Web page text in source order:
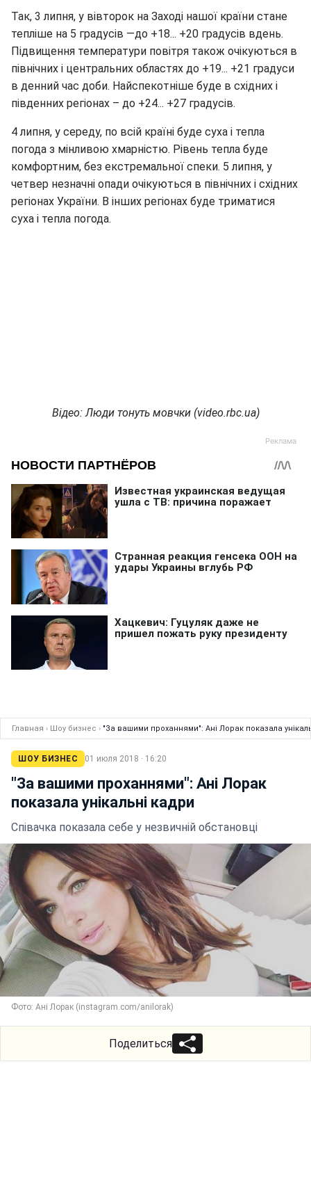
Так, 3 липня, у вівторок на Заході нашої країни стане
тепліше на 5 градусів —до +18... +20 градусів вдень.
Підвищення температури повітря також очікуються в
північних і центральних областях до +19... +21 градуси
в денний час доби. Найспекотніше буде в східних і
південних регіонах – до +24... +27 градусів.
4 липня, у середу, по всій країні буде суха і тепла
погода з мінливою хмарністю. Рівень тепла буде
комфортним, без екстремальної спеки. 5 липня, у
четвер незначні опади очікуються в північних і східних
регіонах України. В інших регіонах буде триматися
суха і тепла погода.
Відео: Люди тонуть мовчки (video.rbc.ua)
Главная › Шоу бизнес › "За вашими проханнями": Ані Лорак показала
ШОУ БИЗНЕС 01 июля 2018 · 16:20
"За вашими проханнями": Ані Лорак
показала унікальні кадри
Співачка показала себе у незвичній обстановці
Фото: Ані Лорак (instagram.com/anilorak)
Поделиться